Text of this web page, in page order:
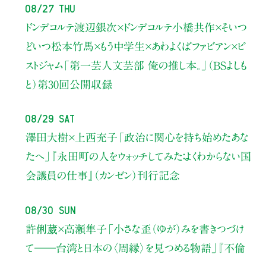
08/27 Thu
ドンデコルテ渡辺銀次×ドンデコルテ小橋共作×そいつ
どいつ松本竹馬×もう中学生×あわよくばファビアン×ピ
ストジャム「第一芸人文芸部 俺の推し本。」（BSよしも
と） 第30回公開収録
08/29 Sat
澤田大樹×上西充子 「政治に関心を持ち始めたあな
たへ」
『永田町の人をウォッチしてみた：よくわからない国
会議員の仕事』（カンゼン）刊行記念
08/30 Sun
許俐葳×高瀬隼子 「小さな歪（ゆが）みを書きつづけ
て――台湾と日本の〈周縁〉を見つめる物語」
『不倫